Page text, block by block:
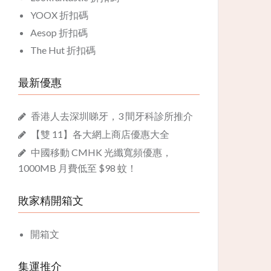
YOOX 折扣碼
Aesop 折扣碼
The Hut 折扣碼
最新優惠
香港人去深圳睇牙，3 間牙科診所推介
【雙 11】各大網上商店優惠大全
中國移動 CMHK 光纖寬頻優惠，
1000MB 月費低至 $98 蚊！
敗家精開箱文
開箱文
集運推介